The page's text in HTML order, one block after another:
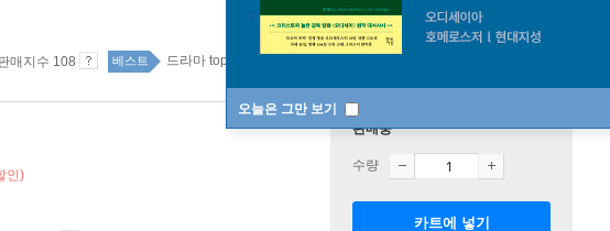
오늘은 그만 보기
매지수 108 베스트 드라마 top20 3주
인)
판매중
수량
카트에 넣기